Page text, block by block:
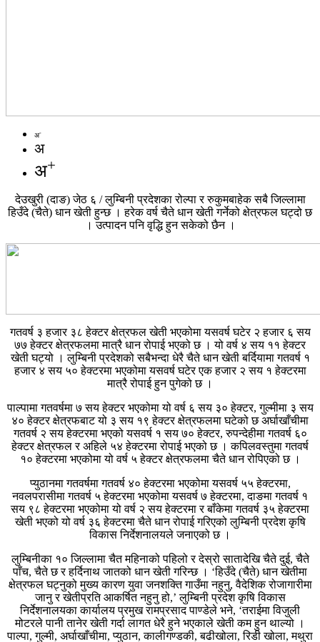
अ-
अ
अ+
देउखुरी (दाङ) जेठ ६ / लुम्बिनी प्रदेशका रोल्पा र रुकुमबाहेक सबै जिल्लामा
हिउँदे (चैते) धान खेती हुन्छ । हरेक वर्ष चैते धान खेती गर्नेको क्षेत्रफल घट्दो छ
। उत्पादन पनि वृद्धि हुन सकेको छैन ।
गतवर्ष ३ हजार ३८ हेक्टर क्षेत्रफल खेती भएकोमा यसवर्ष घटेर २ हजार ६ सय
७७ हेक्टर क्षेत्रफलमा मात्रै धान रोपाई भएको छ । यो वर्ष ४ सय ११ हेक्टर
खेती घट्यो । लुम्बिनी प्रदेशको सबैभन्दा धेरै चैते धान खेती बर्दियामा गतवर्ष १
हजार ४ सय ५० हेक्टरमा भएकोमा यसवर्ष घटेर एक हजार २ सय १ हेक्टरमा
मात्रै रोपाई हुन पुगेको छ ।
पाल्पामा गतवर्षमा ७ सय हेक्टर भएकोमा यो वर्ष ६ सय ३० हेक्टर, गुल्मीमा ३ सय
४० हेक्टर क्षेत्रफबाट यो ३ सय १९ हेक्टर क्षेत्रफलमा घटेको छ अर्घाखाँचीमा
गतवर्ष २ सय हेक्टरमा भएको यसवर्ष १ सय ७० हेक्टर, रुपन्देहीमा गतवर्ष ६०
हेक्टर क्षेत्रफल र अहिले ५४ हेक्टरमा रोपाई भएको छ । कपिलवस्तुमा गतवर्ष
१० हेक्टरमा भएकोमा यो वर्ष ५ हेक्टर क्षेत्रफलमा चैते धान रोपिएको छ ।
प्युठानमा गतवर्षमा गतवर्ष ४० हेक्टरमा भएकोमा यसवर्ष ५५ हेक्टरमा,
नवलपरासीमा गतवर्ष ५ हेक्टरमा भएकोमा यसवर्ष ७ हेक्टरमा, दाङमा गतवर्ष १
सय ९८ हेक्टरमा भएकोमा यो वर्ष २ सय हेक्टरमा र बाँकेमा गतवर्ष ३५ हेक्टरमा
खेती भएको यो वर्ष ३६ हेक्टरमा चैते धान रोपाई गरिएको लुम्बिनी प्रदेश कृषि
विकास निर्देशनालयले जनाएको छ ।
लुम्बिनीका १० जिल्लामा चैत महिनाको पहिलो र देस्रो सातादेखि चैते दुई, चैते
पाँच, चैते छ र हर्दिनाथ जातको धान खेती गरिन्छ । ‘हिउँदे (चैते) धान खेतीमा
क्षेत्रफल घट्नुको मुख्य कारण युवा जनशक्ति गाउँमा नहुनु, वैदेशिक रोजागारीमा
जानु र खेतीप्रति आकर्षित नहुनु हो,’ लुम्बिनी प्रदेश कृषि विकास
निर्देशनालयका कार्यालय प्रमुख रामप्रसाद पाण्डेले भने, ‘तराईमा विजुली
मोटरले पानी तानेर खेती गर्दा लागत धेरै हुने भएकाले खेती कम हुन थाल्यो ।
पाल्पा, गुल्मी, अर्घाखाँचीमा, प्युठान, कालीगण्डकी, बढीखोला, रिडी खोला, मथुरा